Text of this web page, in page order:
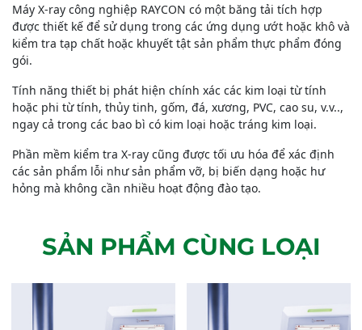
Máy X-ray công nghiệp RAYCON có một băng tải tích hợp
được thiết kế để sử dụng trong các ứng dụng ướt hoặc khô và
kiểm tra tạp chất hoặc khuyết tật sản phẩm thực phẩm đóng
gói.
Tính năng thiết bị phát hiện chính xác các kim loại từ tính
hoặc phi từ tính, thủy tinh, gốm, đá, xương, PVC, cao su, v.v..,
ngay cả trong các bao bì có kim loại hoặc tráng kim loại.
Phần mềm kiểm tra X-ray cũng được tối ưu hóa để xác định
các sản phẩm lỗi như sản phẩm vỡ, bị biến dạng hoặc hư
hỏng mà không cần nhiều hoạt động đào tạo.
SẢN PHẨM CÙNG LOẠI